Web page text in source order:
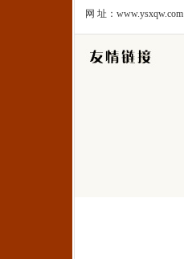
网 址：www.ysxqw.com